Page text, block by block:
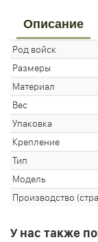
Описание
Род войск
Размеры
Материал
Вес
Упаковка
Крепление
Тип
Модель
Производство
У нас также